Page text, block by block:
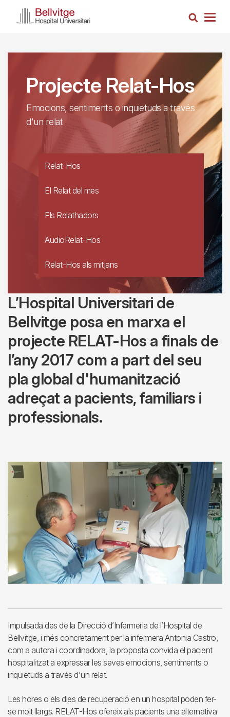
Cerca
Projecte Relat-Hos
Emocions, sentiments o inquietuds a través
d'un relat
Relat-Hos
El Relat del mes
Els Relathadors
AudioRelat-Hos
Relat-Hos als mitjans
L’Hospital Universitari de
Bellvitge posa en marxa el
projecte RELAT-Hos a finals de
l’any 2017 com a part del seu
pla global d'humanització
adreçat a pacients, familiars i
professionals.
Impulsada des de la Direcció d’Infermeria de l’Hospital de
Bellvitge, i més concretament per la infermera Antonia Castro,
com a autora i coordinadora, la proposta convida el pacient
hospitalitzat a expressar les seves emocions, sentiments o
inquietuds a través d'un relat.
Les hores o els dies de recuperació en un hospital poden fer-
se molt llargs. RELAT-Hos ofereix als pacients una alternativa